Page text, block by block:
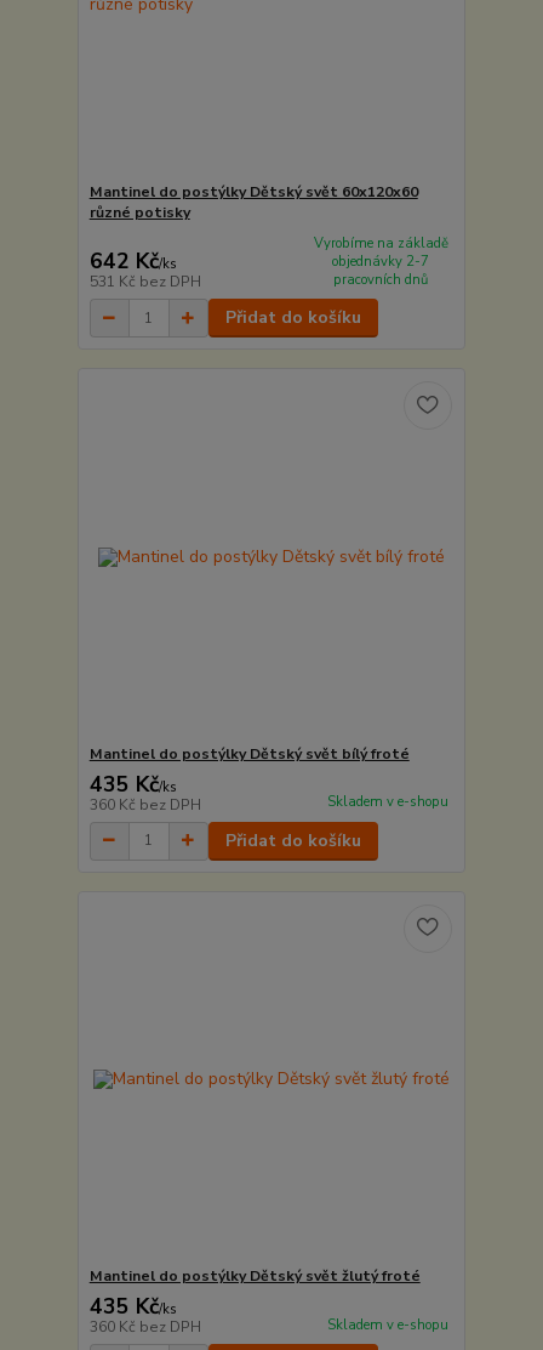
Mantinel do postýlky Dětský svět 60x120x60
různé potisky
642 Kč/ks
531 Kč bez DPH
Vyrobíme na základě
objednávky 2-7
pracovních dnů
Přidat do košíku
Mantinel do postýlky Dětský svět bílý froté
435 Kč/ks
360 Kč bez DPH Skladem v e-shopu
Přidat do košíku
Mantinel do postýlky Dětský svět žlutý froté
435 Kč/ks
360 Kč bez DPH Skladem v e-shopu